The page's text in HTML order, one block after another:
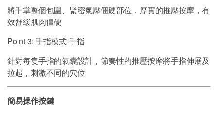
將手掌整個包圍、緊密氣壓僵硬部位，厚實的推壓按摩，有
效舒緩肌肉僵硬
Point 3: 手指模式-手指
針對每隻手指的氣囊設計，節奏性的推壓按摩將手指伸展及
拉起，刺激不同的穴位
簡易操作按鍵